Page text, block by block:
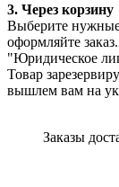
3. Через корзину
Выберите нужные
оформляйте
"Юридическое
Товар
вышлем вам на
Заказы